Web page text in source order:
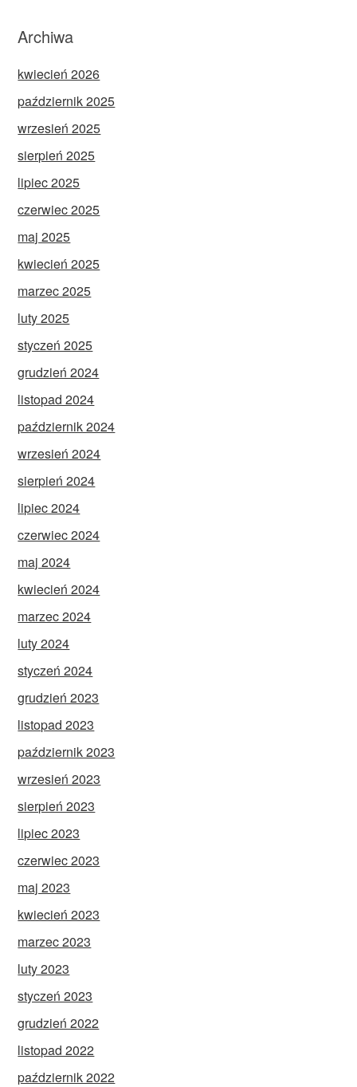
Archiwa
kwiecień 2026
październik 2025
wrzesień 2025
sierpień 2025
lipiec 2025
czerwiec 2025
maj 2025
kwiecień 2025
marzec 2025
luty 2025
styczeń 2025
grudzień 2024
listopad 2024
październik 2024
wrzesień 2024
sierpień 2024
lipiec 2024
czerwiec 2024
maj 2024
kwiecień 2024
marzec 2024
luty 2024
styczeń 2024
grudzień 2023
listopad 2023
październik 2023
wrzesień 2023
sierpień 2023
lipiec 2023
czerwiec 2023
maj 2023
kwiecień 2023
marzec 2023
luty 2023
styczeń 2023
grudzień 2022
listopad 2022
październik 2022